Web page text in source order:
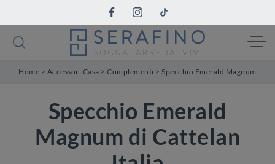
Home > Accessori Casa >Complementi > Specchio Emerald Magnum
Specchio Emerald
Magnum di Cattelan